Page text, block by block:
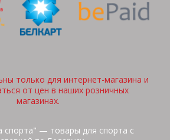
только для интернет-магазина и
от цен в наших розничных
магазинах.
спорта" — товары для спорта с